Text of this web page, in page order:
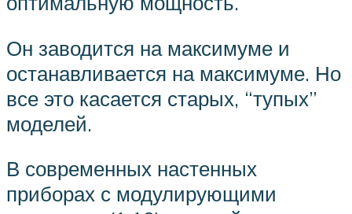
Он заводится на максимуме и
останавливается на максимуме. Но
все это касается старых, “тупых”
моделей.
В современных настенных
приборах с модулирующими